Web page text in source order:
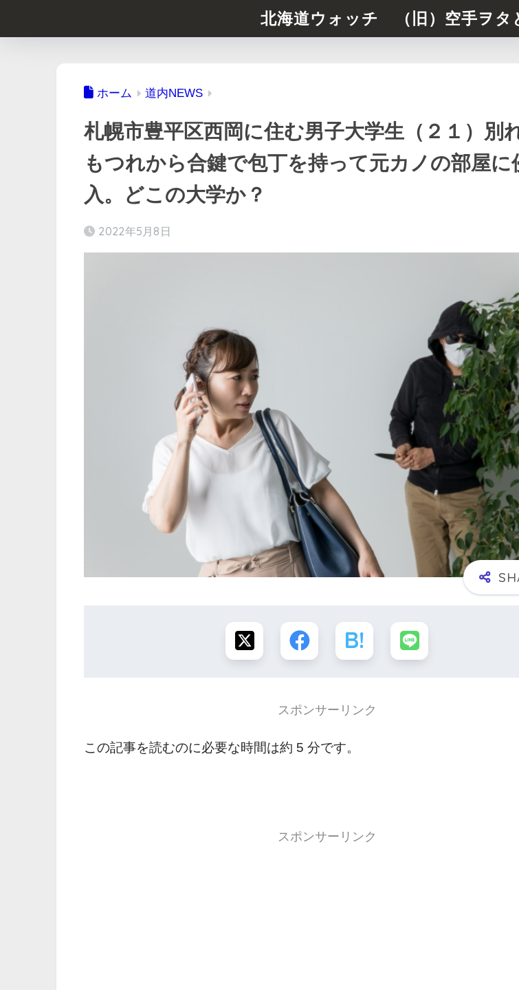
北海道ウォッチ （旧）空手ヲタ
ホーム 道内NEWS
札幌市豊平区西岡に住む男子大学生（２１）別
もつれから合鍵で包丁を持って元カノの部屋に
入。どこの大学か？
2022年5月8日
スポンサーリンク
この記事を読むのに必要な時間は約 5 分です。
スポンサーリンク